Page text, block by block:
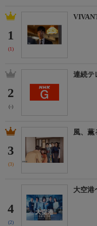
1
(1)
2
(-)
連続テ
3
(3)
風、薫
4
(2)
大空港